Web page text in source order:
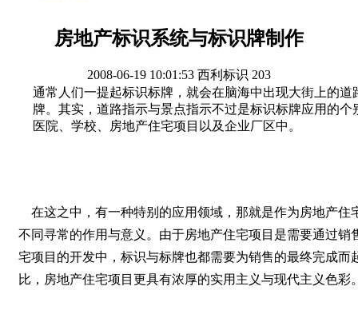
房地产标识系统与标识牌制作
2008-06-19 10:01:53 西利标识 203
通常人们一提起标识标牌，就会在脑海中出现大街上的
牌。其实，道路指示与景点指示不过是标识标牌应用的
医院、学校、房地产住宅项目以及企业厂区中。
在这之中，有一种特别的应用领域，那就是作为房地产住
不同寻常的作用与意义。由于房地产住宅项目是需要通过
宅项目的开发中，标识与标牌也都需要为销售的最终完成
比，房地产住宅项目更具有浓厚的实用主义与现代主义色彩